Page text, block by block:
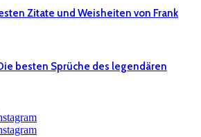
Zitate und Weisheiten von Frank
besten Sprüche des legendären